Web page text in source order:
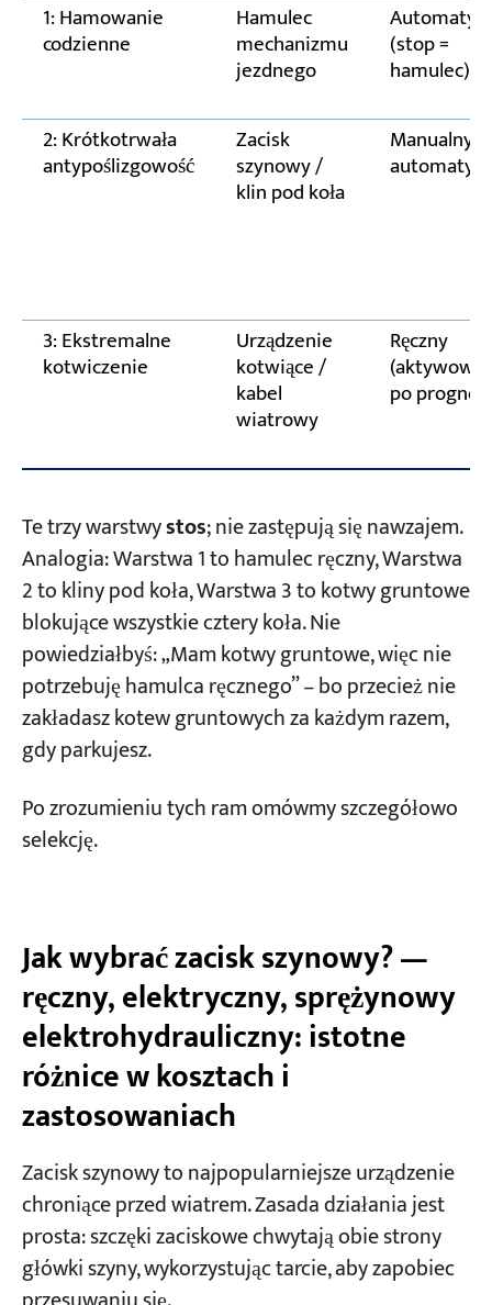
Często zadawane pytania
Twój projekt, pomagamy Ci skonfigurować
1: Hamowanie
codzienne
Hamulec
mechanizmu
jezdnego
(stop =
hamulec)
2: Krótkotrwała
antypoślizgowość
Zacisk
szynowy /
klin pod koła
Manualny
3: Ekstremalne
kotwiczenie
Urządzenie
kotwiące /
kabel
wiatrowy
Ręczny
po
Te trzy warstwystos; nie zastępują się nawzajem.
Analogia: Warstwa 1 to hamulec ręczny, Warstwa
2 to kliny pod koła, Warstwa 3 to kotwy gruntowe
blokujące wszystkie cztery koła. Nie
powiedziałbyś: „Mam kotwy gruntowe, więc nie
potrzebuję hamulca ręcznego” – bo przecież nie
zakładasz kotew gruntowych za każdym razem,
gdy parkujesz.
Po zrozumieniu tych ram omówmy szczegółowo
selekcję.
Jak wybrać zacisk szynowy? —
ręczny, elektryczny, sprężynowy
elektrohydrauliczny: istotne
różnice w kosztach i
zastosowaniach
Zacisk szynowy to najpopularniejsze urządzenie
chroniące przed wiatrem. Zasada działania jest
prosta: szczęki zaciskowe chwytają obie strony
główki szyny, wykorzystując tarcie, aby zapobiec